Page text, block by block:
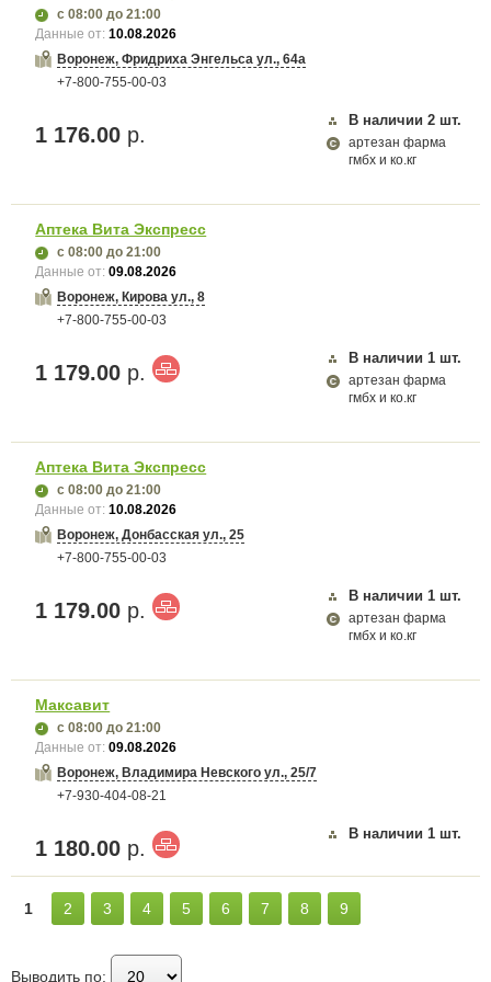
с 08:00 до 21:00
Данные от:10.08.2026
Воронеж, Фридриха Энгельса ул., 64а
+7-800-755-00-03
1 176.00 р.
В наличии 2 шт.
артезан фарма
гмбх и ко.кг
Аптека Вита Экспресс
с 08:00 до 21:00
Данные от:09.08.2026
Воронеж, Кирова ул., 8
+7-800-755-00-03
1 179.00 р.
В наличии 1 шт.
артезан фарма
гмбх и ко.кг
Аптека Вита Экспресс
с 08:00 до 21:00
Данные от:10.08.2026
Воронеж, Донбасская ул., 25
+7-800-755-00-03
1 179.00 р.
В наличии 1 шт.
артезан фарма
гмбх и ко.кг
Максавит
с 08:00 до 21:00
Данные от:09.08.2026
Воронеж, Владимира Невского ул., 25/7
+7-930-404-08-21
1 180.00 р.
В наличии 1 шт.
1 2 3 4 5 6 7 8 9
Выводить по: